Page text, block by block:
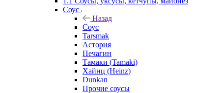
Соус
Назад
Соус
Tarsmak
Астория
Печагин
Тамаки (Tamaki)
Хайнц (Heinz)
Dunkan
Прочие соусы